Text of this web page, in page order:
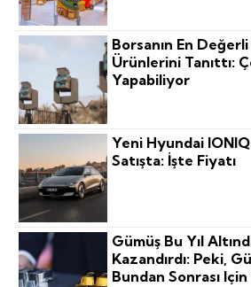
Borsanın En
Ürünlerini Tanıttı:
Yapabiliyor
Yeni Hyundai
Satışta: İşte Fiyatı
Gümüş Bu Yıl
Kazandırdı: Peki,
Bundan Sonrası